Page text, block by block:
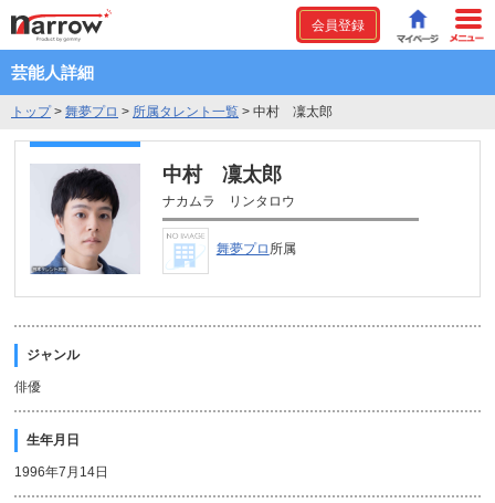
会員登録
芸能人詳細
トップ> 舞夢プロ > 所属タレント一覧 > 中村 凜太郎
中村 凜太郎
ナカムラ リンタロウ
舞夢プロ 所属
ジャンル
俳優
生年月日
1996年7月14日